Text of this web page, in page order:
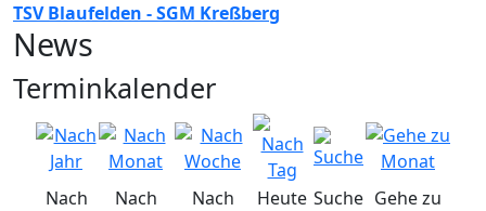
TSV Blaufelden - SGM Kreßberg
News
Terminkalender
Nach
Nach
Nach
Heute Suche Gehe zu